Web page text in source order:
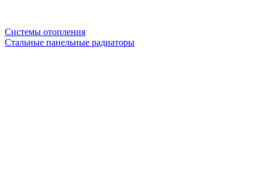
Системы отопления
Стальные панельные радиаторы